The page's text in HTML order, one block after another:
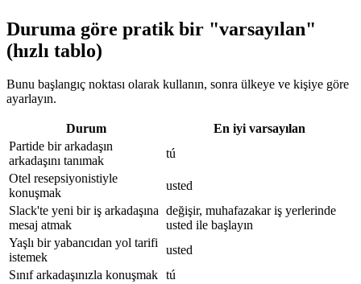
Duruma göre pratik bir "varsayılan"
(hızlı tablo)
Bunu başlangıç noktası olarak kullanın, sonra ülkeye ve kişiye göre
ayarlayın.
Durum
En iyi varsayılan
Partide bir arkadaşın
arkadaşını tanımak
tú
Otel resepsiyonistiyle
konuşmak
usted
Slack'te yeni bir iş arkadaşına
mesaj atmak
değişir, muhafazakar iş yerlerinde
usted ile başlayın
Yaşlı bir yabancıdan yol tarifi
istemek
usted
Sınıf arkadaşınızla konuşmak tú